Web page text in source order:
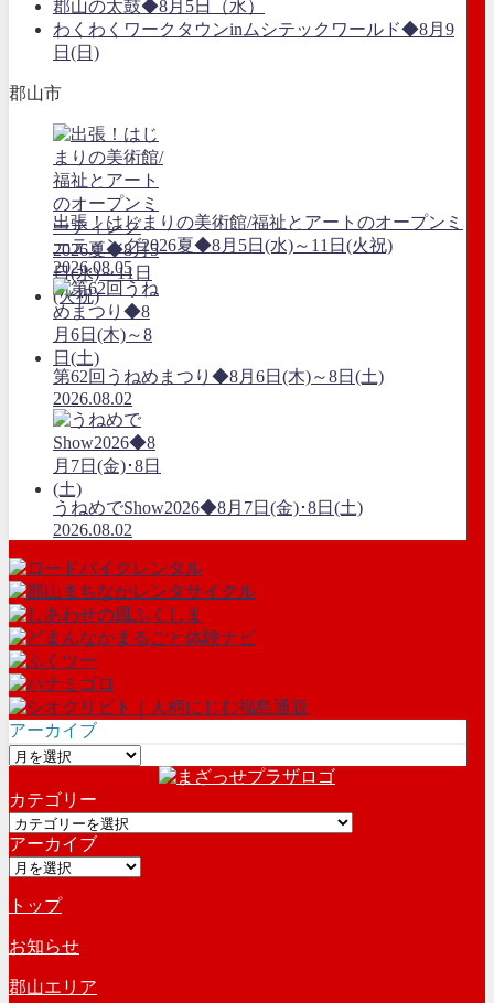
郡山の太鼓◆8月5日（水）
わくわくワークタウンinムシテックワールド◆8月9
日(日)
郡山市
出張！はじまりの美術館/福祉とアートのオープンミ
ーティング2026夏◆8月5日(水)～11日(火祝)
2026.08.05
第62回うねめまつり◆8月6日(木)～8日(土)
2026.08.02
うねめでShow2026◆8月7日(金)･8日(土)
2026.08.02
アーカイブ
ア
カ
イ
ブ
カテゴリー
カ
テ
ゴ
ー
アーカイブ
ア
カ
イ
ブ
トップ
お知らせ
郡山エリア